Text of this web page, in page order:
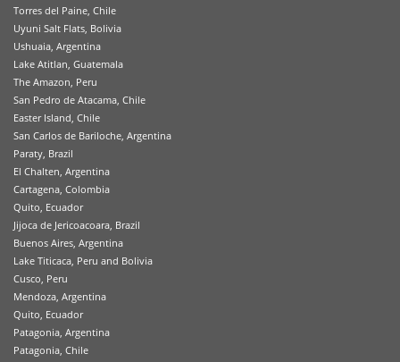
Torres del Paine, Chile
Uyuni Salt Flats, Bolivia
Ushuaia, Argentina
Lake Atitlan, Guatemala
The Amazon, Peru
San Pedro de Atacama, Chile
Easter Island, Chile
San Carlos de Bariloche, Argentina
Paraty, Brazil
El Chalten, Argentina
Cartagena, Colombia
Quito, Ecuador
Jijoca de Jericoacoara, Brazil
Buenos Aires, Argentina
Lake Titicaca, Peru and Bolivia
Cusco, Peru
Mendoza, Argentina
Quito, Ecuador
Patagonia, Argentina
Patagonia, Chile